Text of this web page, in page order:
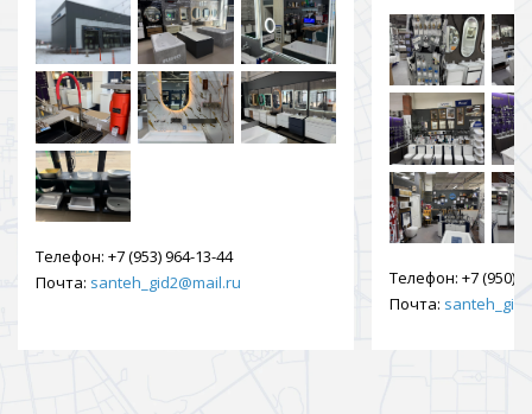
Телефон: +7 (953) 964-13-44
Почта: santeh_gid2@mail.ru Телефон: +7 (950)
Почта: